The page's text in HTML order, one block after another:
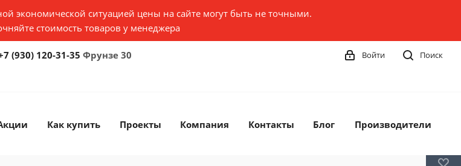
экономической ситуацией цены на сайте могут быть не точными.
стоимость товаров у менеджера
(930) 120-31-35 Фрунзе 30 Поиск
Войти
Как купить Проекты Компания Контакты Блог Производители